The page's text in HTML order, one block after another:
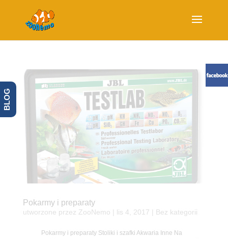
Pokarmy i preparaty
utworzone przez ZooNemo lis 4, 2017 | Bez kategorii
Pokarmy i preparaty Stoliki i szafki Akwaria Inne Na
BLOG